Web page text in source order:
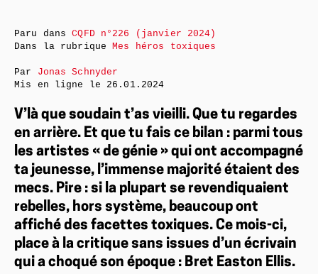
V’là que soudain t’as vieilli. Que tu regardes
en arrière. Et que tu fais ce bilan : parmi tous
les artistes « de génie » qui ont accompagné
ta jeunesse, l’immense majorité étaient des
mecs. Pire : si la plupart se revendiquaient
rebelles, hors système, beaucoup ont
affiché des facettes toxiques. Ce mois-ci,
place à la critique sans issues d’un écrivain
qui a choqué son époque : Bret Easton Ellis.
Paru dansCQFD n°226 (janvier 2024)
Dans la rubriqueMes héros toxiques
Par Jonas Schnyder
Mis en ligne le 26.01.2024